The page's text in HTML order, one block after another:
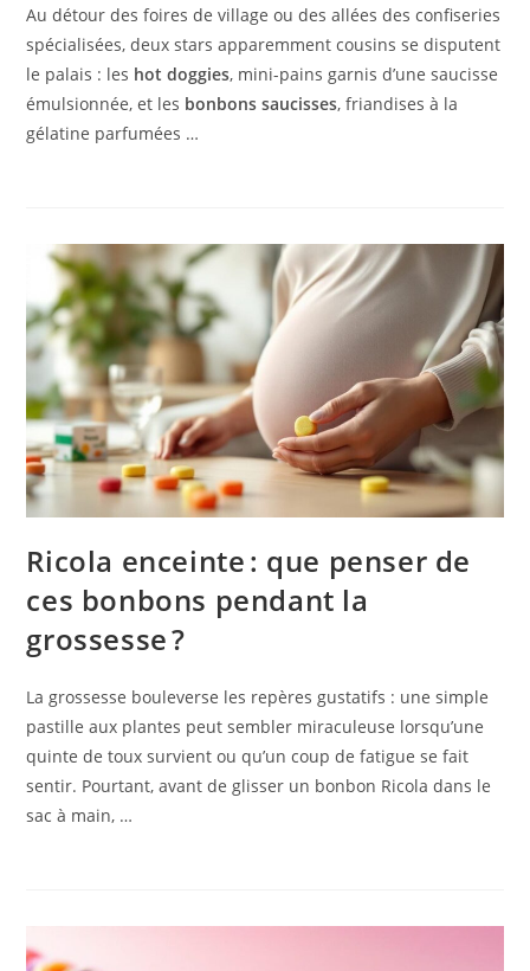
Au détour des foires de village ou des allées des confiseries
spécialisées, deux stars apparemment cousins se disputent
le palais : les hot doggies, mini-pains garnis d’une saucisse
émulsionnée, et les bonbons saucisses, friandises à la
gélatine parfumées …
Ricola enceinte : que penser de
ces bonbons pendant la
grossesse ?
La grossesse bouleverse les repères gustatifs : une simple
pastille aux plantes peut sembler miraculeuse lorsqu’une
quinte de toux survient ou qu’un coup de fatigue se fait
sentir. Pourtant, avant de glisser un bonbon Ricola dans le
sac à main, …